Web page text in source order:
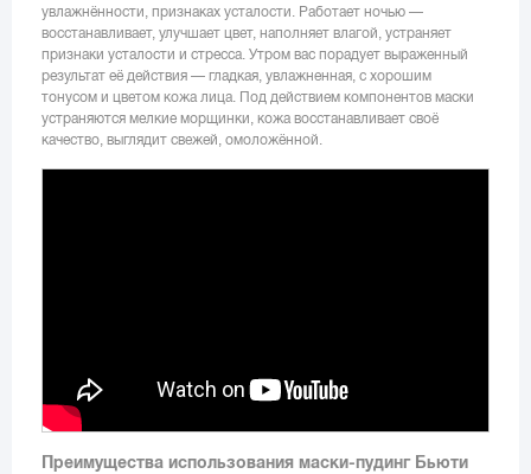
увлажнённости, признаках усталости. Работает ночью —
восстанавливает, улучшает цвет, наполняет влагой, устраняет
признаки усталости и стресса. Утром вас порадует выраженный
результат её действия — гладкая, увлажненная, с хорошим
тонусом и цветом кожа лица. Под действием компонентов маски
устраняются мелкие морщинки, кожа восстанавливает своё
качество, выглядит свежей, омоложённой.
Преимущества использования маски-пудинг Бьюти